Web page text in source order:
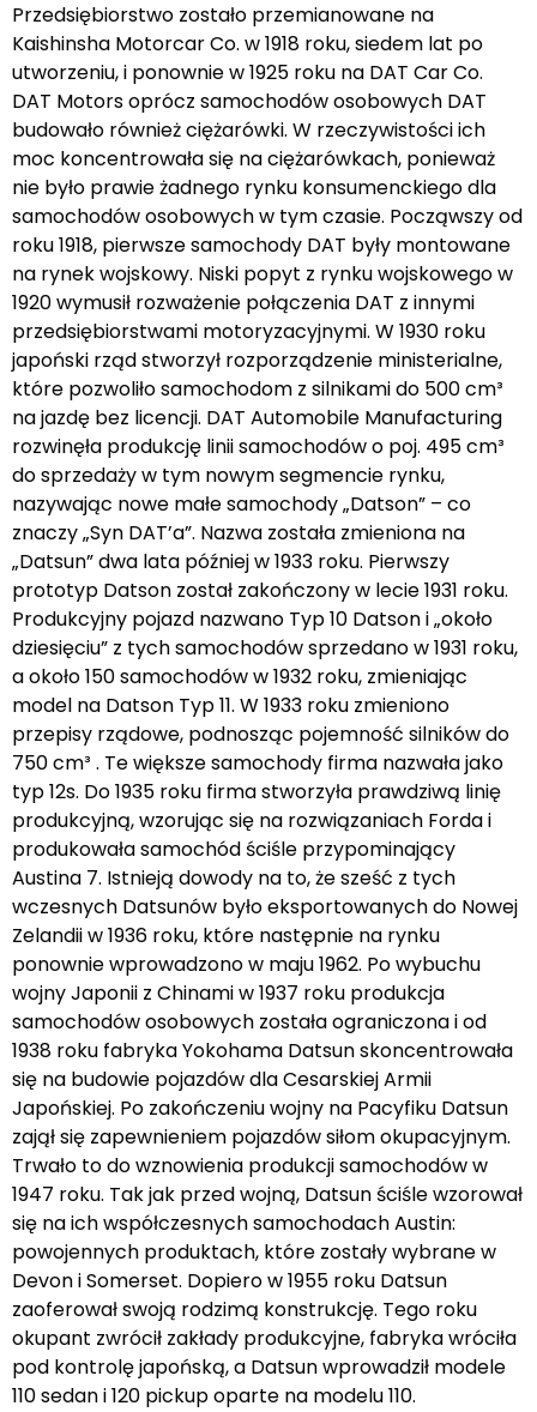
Przedsiębiorstwo zostało przemianowane na
Kaishinsha Motorcar Co. w 1918 roku, siedem lat po
utworzeniu, i ponownie w 1925 roku na DAT Car Co.
DAT Motors oprócz samochodów osobowych DAT
budowało również ciężarówki. W rzeczywistości ich
moc koncentrowała się na ciężarówkach, ponieważ
nie było prawie żadnego rynku konsumenckiego dla
samochodów osobowych w tym czasie. Począwszy od
roku 1918, pierwsze samochody DAT były montowane
na rynek wojskowy. Niski popyt z rynku wojskowego w
1920 wymusił rozważenie połączenia DAT z innymi
przedsiębiorstwami motoryzacyjnymi. W 1930 roku
japoński rząd stworzył rozporządzenie ministerialne,
które pozwoliło samochodom z silnikami do 500 cm³
na jazdę bez licencji. DAT Automobile Manufacturing
rozwinęła produkcję linii samochodów o poj. 495 cm³
do sprzedaży w tym nowym segmencie rynku,
nazywając nowe małe samochody „Datson” – co
znaczy „Syn DAT’a”. Nazwa została zmieniona na
„Datsun” dwa lata później w 1933 roku. Pierwszy
prototyp Datson został zakończony w lecie 1931 roku.
Produkcyjny pojazd nazwano Typ 10 Datson i „około
dziesięciu” z tych samochodów sprzedano w 1931 roku,
a około 150 samochodów w 1932 roku, zmieniając
model na Datson Typ 11. W 1933 roku zmieniono
przepisy rządowe, podnosząc pojemność silników do
750 cm³ . Te większe samochody firma nazwała jako
typ 12s. Do 1935 roku firma stworzyła prawdziwą linię
produkcyjną, wzorując się na rozwiązaniach Forda i
produkowała samochód ściśle przypominający
Austina 7. Istnieją dowody na to, że sześć z tych
wczesnych Datsunów było eksportowanych do Nowej
Zelandii w 1936 roku, które następnie na rynku
ponownie wprowadzono w maju 1962. Po wybuchu
wojny Japonii z Chinami w 1937 roku produkcja
samochodów osobowych została ograniczona i od
1938 roku fabryka Yokohama Datsun skoncentrowała
się na budowie pojazdów dla Cesarskiej Armii
Japońskiej. Po zakończeniu wojny na Pacyfiku Datsun
zajął się zapewnieniem pojazdów siłom okupacyjnym.
Trwało to do wznowienia produkcji samochodów w
1947 roku. Tak jak przed wojną, Datsun ściśle wzorował
się na ich współczesnych samochodach Austin:
powojennych produktach, które zostały wybrane w
Devon i Somerset. Dopiero w 1955 roku Datsun
zaoferował swoją rodzimą konstrukcję. Tego roku
okupant zwrócił zakłady produkcyjne, fabryka wróciła
pod kontrolę japońską, a Datsun wprowadził modele
110 sedan i 120 pickup oparte na modelu 110.